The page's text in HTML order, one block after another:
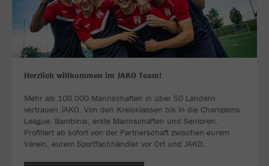
Herzlich willkommen im JAKO Team!
Mehr als 100.000 Mannschaften in über 50 Ländern
vertrauen JAKO. Von den Kreisklassen bis in die Champions
League. Bambinis, erste Mannschaften und Senioren.
Profitiert ab sofort von der Partnerschaft zwischen eurem
Verein, eurem Sportfachhändler vor Ort und JAKO.